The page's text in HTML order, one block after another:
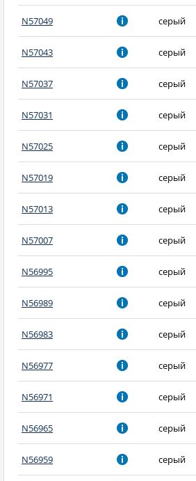
N57049 серый
N57043 серый
N57037 серый
N57031 серый
N57025 серый
N57019 серый
N57013 серый
N57007 серый
N56995 серый
N56989 серый
N56983 серый
N56977 серый
N56971 серый
N56965 серый
N56959 серый